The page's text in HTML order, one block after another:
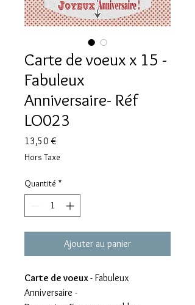
Carte de voeux x 15 -
Fabuleux
Anniversaire- Réf
LO023
13,50 €
Hors Taxe
Quantité *
Ajouter au panier
Carte de voeux - Fabuleux
Anniversaire -